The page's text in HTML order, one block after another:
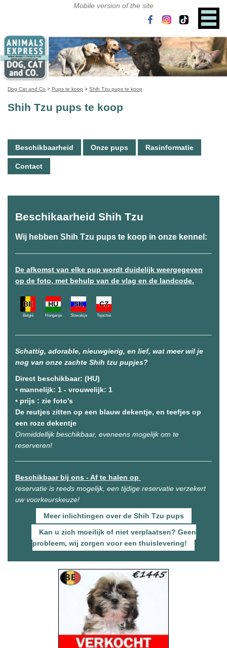
Dog Cat and Co > Pups te koop > Shih Tzu pups te koop
Shih Tzu pups te koop
Beschikbaarheid Onze pups Rasinformatie
Contact
Beschikaarheid Shih Tzu
Wij hebben Shih Tzu pups te koop in onze kennel:
De afkomst van elke pup wordt duidelijk weergegeven
op de foto, met behulp van de vlag en de landcode.
BE
België
HU
Hongarije
SK
Slowakije
CZ
Tsjechië
Schattig, adorable, nieuwgierig, en lief, wat meer wil je
nog van onze zachte Shih tzu pupjes?
Direct beschikbaar: (HU)
• mannelijk: 1 - vrouwelijk: 1
• prijs : zie foto's
De reutjes zitten op een blauw dekentje, en teefjes op
een roze dekentje
Onmiddellijk beschikbaar, eveneens mogelijk om te
reserveren!
Beschikbaar bij ons - Af te halen op
reservatie is reeds mogelijk, een tijdige reservatie verzekert
uw voorkeurskeuze!
Meer inlichtingen over de Shih Tzu pups
Kan u zich moeilijk of niet verplaatsen? Geen
probleem, wij zorgen voor een thuislevering!